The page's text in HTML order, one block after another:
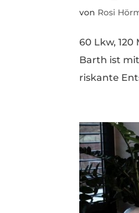
von Rosi
60 Lkw,
Barth ist
riskante